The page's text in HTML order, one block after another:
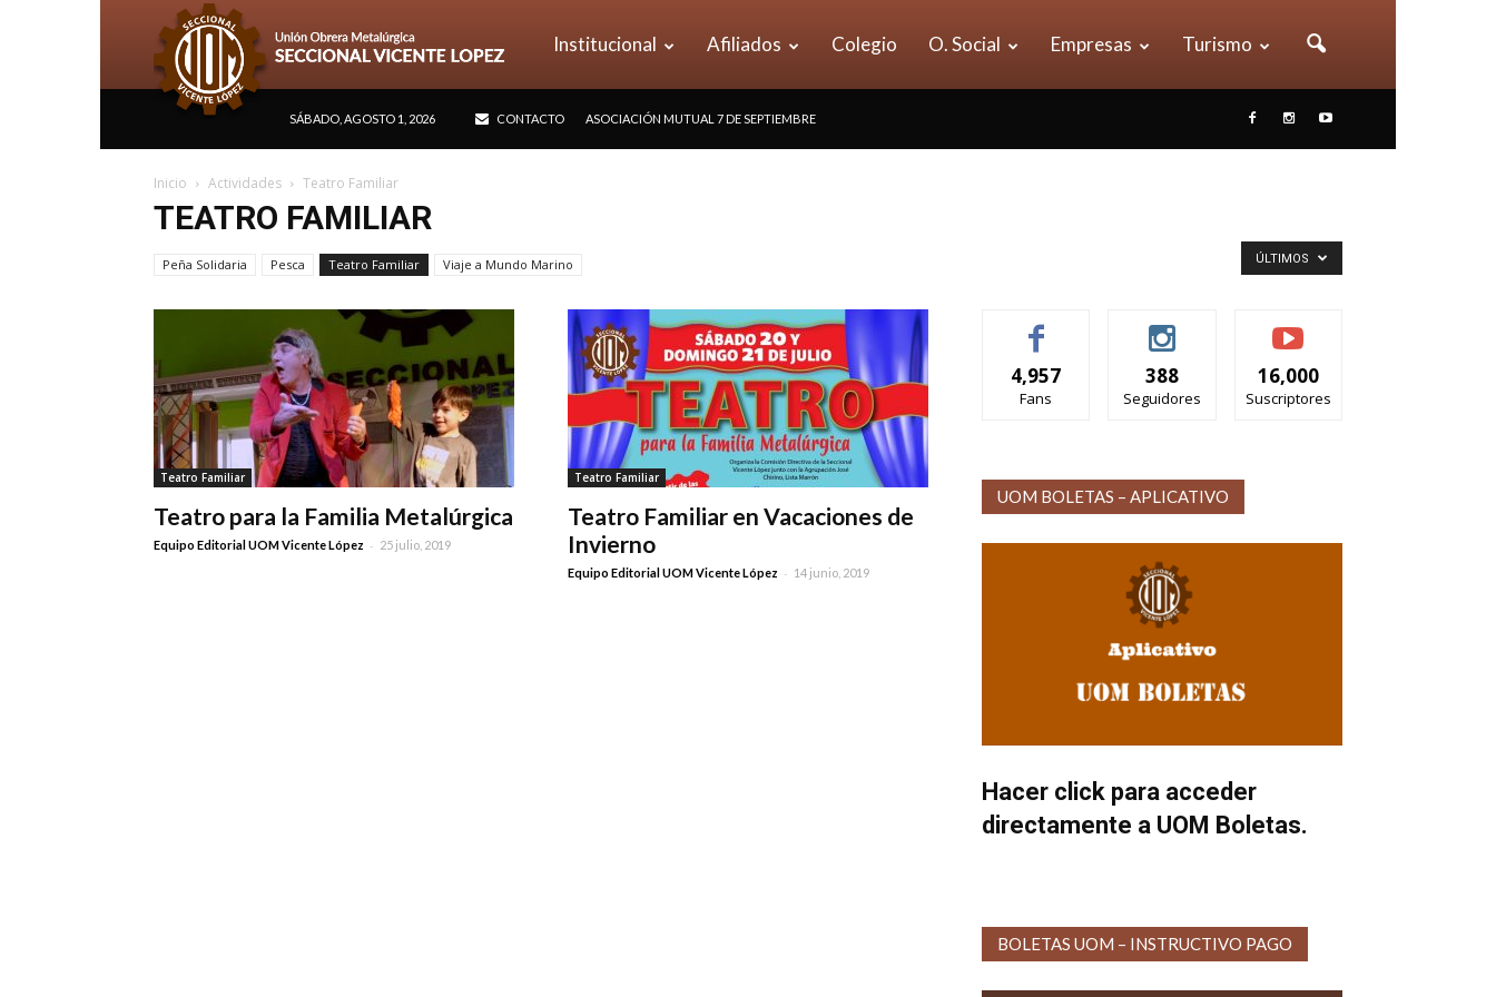
UOM
López
Institucional Afiliados Colegio O. Social Empresas Turismo
SÁBADO, AGOSTO 1, 2026 CONTACTO ASOCIACIÓN MUTUAL 7 DE SEPTIEMBRE
Inicio Actividades Teatro Familiar
TEATRO FAMILIAR
Peña Solidaria Pesca Teatro Familiar Viaje a Mundo Marino ÚLTIMOS
Teatro Familiar
Teatro para la Familia Metalúrgica
Equipo Editorial UOM Vicente López - 25 julio, 2019
Teatro Familiar
Teatro Familiar en Vacaciones de
Invierno
Equipo Editorial UOM Vicente López - 14 junio, 2019
4,957
Fans
388
Seguidores
16,000
Suscriptores
UOM BOLETAS – APLICATIVO
Hacer click para acceder
directamente a UOM Boletas.
BOLETAS UOM – INSTRUCTIVO PAGO